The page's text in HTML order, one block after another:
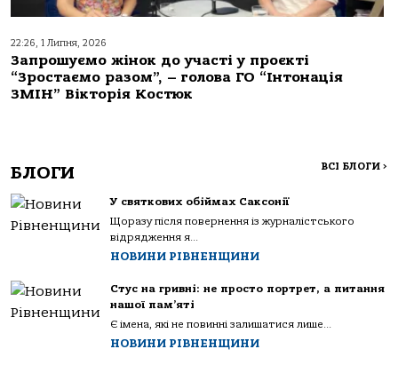
22:26, 1 Липня, 2026
Запрошуємо жінок до участі у проєкті
“Зростаємо разом”, – голова ГО “Інтонація
ЗМІН” Вікторія Костюк
БЛОГИ ВСІ БЛОГИ >
У святкових обіймах Саксонії
Щоразу після повернення із журналістського
відрядження я...
НОВИНИ РІВНЕНЩИНИ
Стус на гривні: не просто портрет, а питання
нашої пам’яті
Є імена, які не повинні залишатися лише...
НОВИНИ РІВНЕНЩИНИ